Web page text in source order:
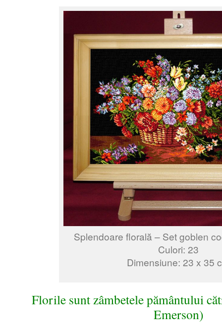
Splendoare florală – Set goblen
Culori: 23
Dimensiune: 23 x 35
Florile sunt zâmbetele pământului
Emerson)